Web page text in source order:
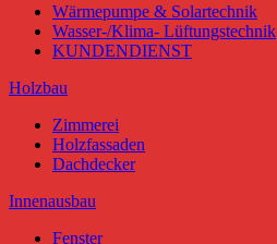
Wärmepumpe & Solartechnik
Wasser-/Klima- Lüftungstechnik
KUNDENDIENST
Holzbau
Zimmerei
Holzfassaden
Dachdecker
Innenausbau
Fenster